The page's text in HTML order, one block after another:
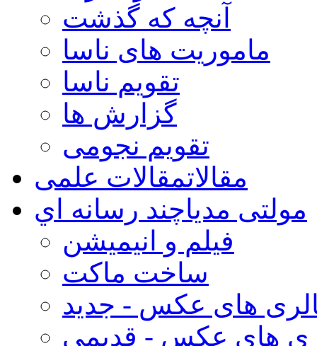
آنچه که گذشت
ماموریت های ناسا
تقویم ناسا
گزارش ها
تقویم نجومی
مقالاتمقالات علمی
مولتی مدیاچند رسانه اي
فیلم و انیمیشن
ساخت ماکت
های عکس - جدید
های عکس - قدیمی